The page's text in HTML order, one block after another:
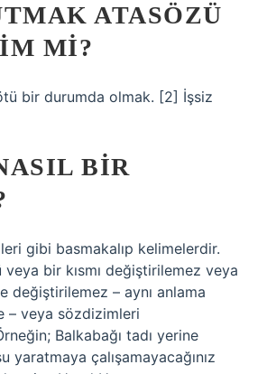
ATASÖZÜ
MI?
bir durumda olmak. [2] İşsiz
BIR
gibi basmakalıp kelimelerdir.
veya bir kısmı değiştirilemez veya
değiştirilemez – aynı anlama
– veya sözdizimleri
Balkabağı tadı yerine
yaratmaya çalışamayacağınız